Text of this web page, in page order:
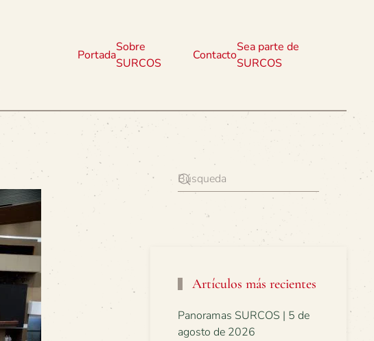
Portada
Sobre
SURCOS
Contacto
Sea parte de
SURCOS
Artículos más recientes
Panoramas SURCOS | 5 de
agosto de 2026